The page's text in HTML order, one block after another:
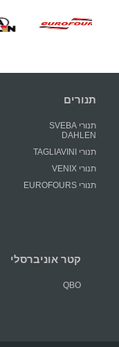
תנורים
תנורי SVEBA
DAHLEN
תנורי TAGLIAVINI
תנורי VENIX
תנורי EUROFOURS
קטר אוניברסלי
QBO